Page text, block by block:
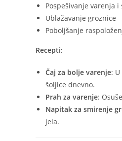
Pospešivanje varenja
Ublažavanje groznice
Poboljšanje
Recepti:
Čaj za bolje varenje:
šoljice dnevno.
Prah za varenje:
Napitak za smirenje
jela.